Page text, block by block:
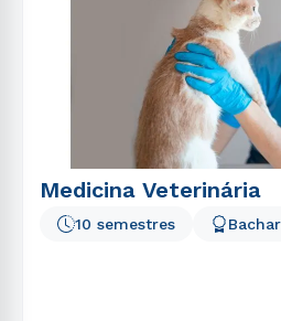
Medicina Veterinária
10 semestres